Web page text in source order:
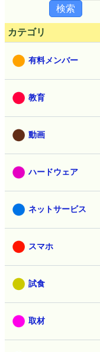
カテゴリ
有料メンバー
教育
動画
ハードウェア
ネットサービス
スマホ
試食
取材